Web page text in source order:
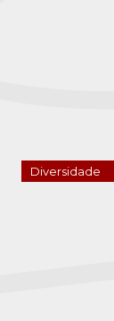
Diversidade